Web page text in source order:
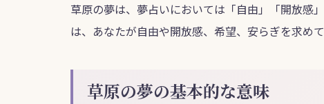
草原の夢は、夢占いにおいては「自由」「開放感
は、あなたが自由や開放感、希望、安らぎを求め
草原の夢の基本的な意味